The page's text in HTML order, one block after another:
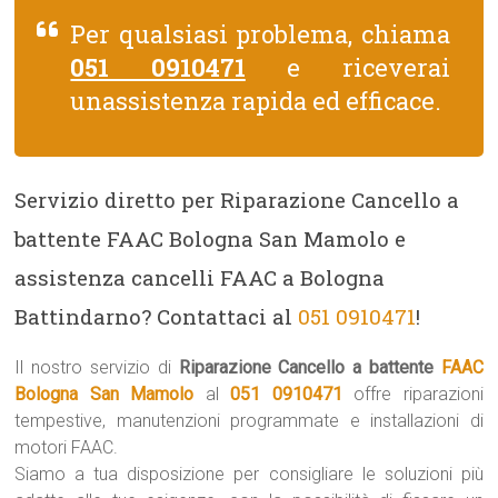
Per qualsiasi problema, chiama
051 0910471 e riceverai
unassistenza rapida ed efficace.
Servizio diretto per Riparazione Cancello a
battente FAAC Bologna San Mamolo e
assistenza cancelli FAAC a Bologna
Battindarno? Contattaci al 051 0910471!
Il nostro servizio di Riparazione Cancello a battente FAAC
Bologna San Mamolo al051 0910471 offre riparazioni
tempestive, manutenzioni programmate e installazioni di
motori FAAC.
Siamo a tua disposizione per consigliare le soluzioni più